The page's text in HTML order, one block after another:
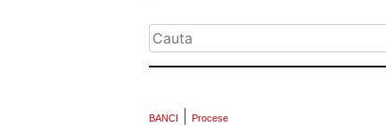
BANCI Procese